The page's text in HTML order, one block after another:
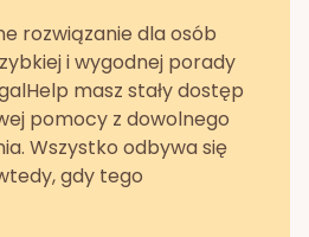
rozwiązanie dla osób
i wygodnej porady
masz stały dostęp
pomocy z dowolnego
Wszystko odbywa się
gdy tego